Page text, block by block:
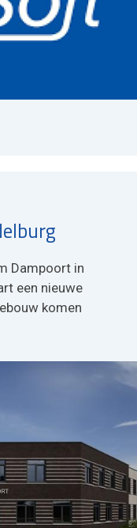
Dampoort in
een nieuwe
komen